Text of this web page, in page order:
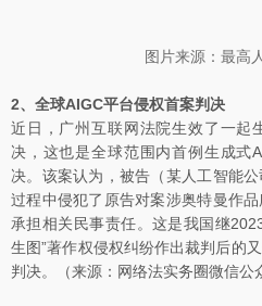
图片来源：最高
2、全球AIGC平台侵权首案判决
近日，广州互联网法院生效了一起
决，这也是全球范围内首例生成式
决。该案认为，被告（某人工智能
过程中侵犯了原告对案涉奥特曼作
承担相关民事责任。这是我国继
生图”著作权侵权纠纷作出裁判后的
判决。（来源：网络法实务圈微信公